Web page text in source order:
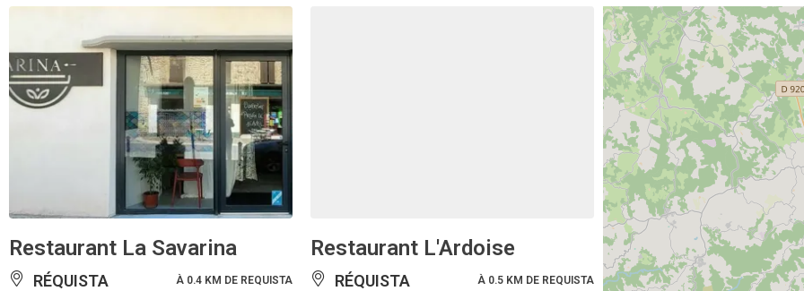
Restaurant La Savarina
RÉQUISTA À 0.4 KM DE REQUISTA
Restaurant L'Ardoise
RÉQUISTA À 0.5 KM DE REQUISTA